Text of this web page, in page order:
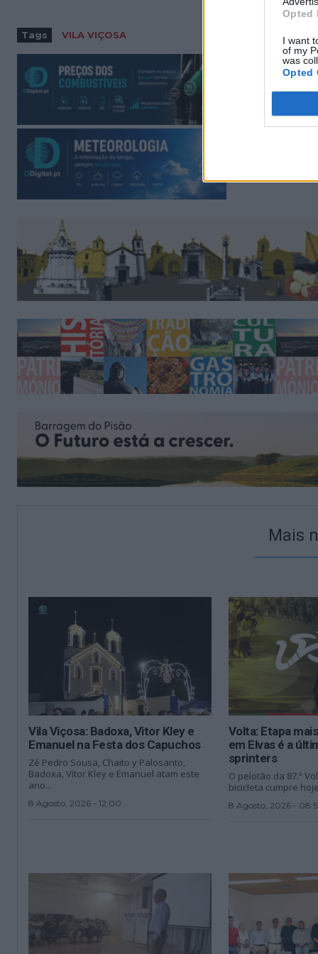
Opted
I want
of my
was
Opted
Tags VILA VIÇOSA
Mais
Vila Viçosa: Badoxa, Vitor Kley e
Emanuel na Festa dos Capuchos
Zé Pedro Sousa, Chaito y Palosanto,
Badoxa, Vítor Kley e Emanuel atam este
ano...
8 Agosto, 2026 - 12:00
Volta: Etapa
em Elvas é a
sprinters
O pelotão da 87.ª
bicicleta cumpre
8 Agosto, 2026 -